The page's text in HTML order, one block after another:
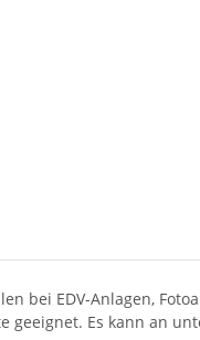
bei EDV-Anlagen,
Es kann an